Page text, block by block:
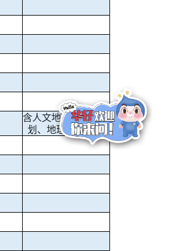
含人文地理与城乡规
划、地理信息科学